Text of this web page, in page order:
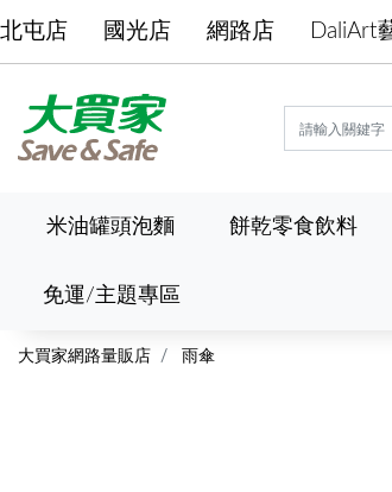
北屯店 國光店 網路店 DaliArt
米油罐頭泡麵 餅乾零食飲料
免運/主題專區
大買家網路量販店 雨傘